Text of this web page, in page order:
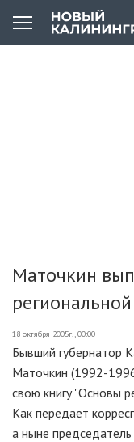
Маточкин
18 октября 2005г., 00:00
Бывший губернатор
Маточкин (1992-
свою книгу "Основы
Как передает
а ныне